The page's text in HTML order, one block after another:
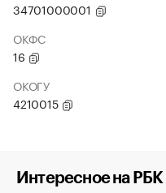
34701000001
ОКФС
16
ОКОГУ
4210015
Интересное на РБК